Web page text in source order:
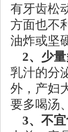
有牙齿松
方面也不
油炸或坚
2、少
乳汁的分
外，产妇
要多喝汤
3、不